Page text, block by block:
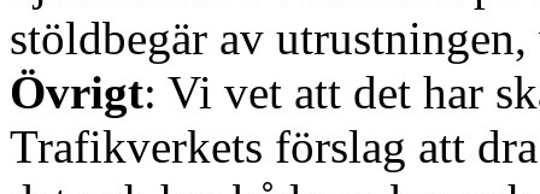
stöldbegär av
Övrigt: Vi vet att det har
Trafikverkets förslag att